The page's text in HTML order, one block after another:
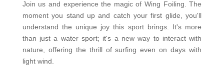
Join us and experience the magic of Wing Foiling. The
moment you stand up and catch your first glide, you'll
understand the unique joy this sport brings. It's more
than just a water sport; it's a new way to interact with
nature, offering the thrill of surfing even on days with
light wind.